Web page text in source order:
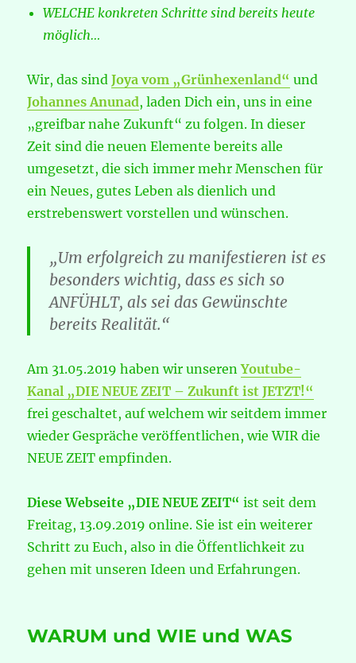
WELCHE konkreten Schritte sind bereits heute
möglich…
Wir, das sindJoya vom „Grünhexenland“ und
Johannes Anunad, laden Dich ein, uns in eine
„greifbar nahe Zukunft“ zu folgen. In dieser
Zeit sind die neuen Elemente bereits alle
umgesetzt, die sich immer mehr Menschen für
ein Neues, gutes Leben als dienlich und
erstrebenswert vorstellen und wünschen.
„Um erfolgreich zu manifestieren ist es
besonders wichtig, dass es sich so
ANFÜHLT, als sei das Gewünschte
bereits Realität.“
Am 31.05.2019 haben wir unserenYoutube-
Kanal „DIE NEUE ZEIT – Zukunft ist JETZT!“
frei geschaltet, auf welchem wir seitdem immer
wieder Gespräche veröffentlichen, wie WIR die
NEUE ZEIT empfinden.
Diese Webseite „DIE NEUE ZEIT“ ist seit dem
Freitag, 13.09.2019 online. Sie ist ein weiterer
Schritt zu Euch, also in die Öffentlichkeit zu
gehen mit unseren Ideen und Erfahrungen.
WARUM und WIE und WAS